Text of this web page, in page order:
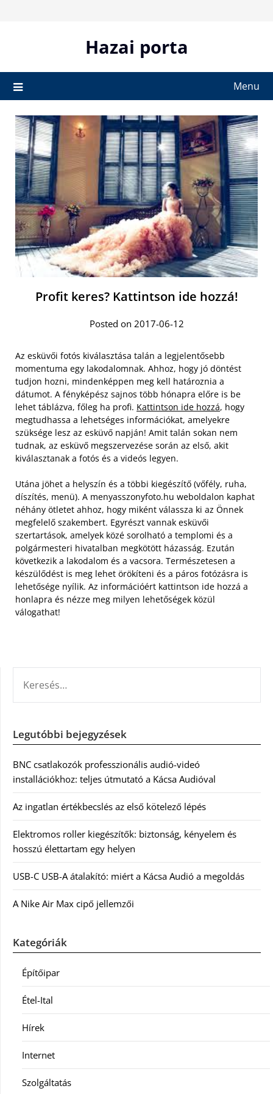
Hazai porta
Menu
Profit keres? Kattintson ide hozzá!
Posted on 2017-06-12
Az esküvői fotós kiválasztása talán a legjelentősebb
momentuma egy lakodalomnak. Ahhoz, hogy jó döntést
tudjon hozni, mindenképpen meg kell határoznia a
dátumot. A fényképész sajnos több hónapra előre is be
lehet táblázva, főleg ha profi. Kattintson ide hozzá, hogy
megtudhassa a lehetséges információkat, amelyekre
szüksége lesz az esküvő napján! Amit talán sokan nem
tudnak, az esküvő megszervezése során az első, akit
kiválasztanak a fotós és a videós legyen.
Utána jöhet a helyszín és a többi kiegészítő (vőfély, ruha,
díszítés, menü). A menyasszonyfoto.hu weboldalon kaphat
néhány ötletet ahhoz, hogy miként válassza ki az Önnek
megfelelő szakembert. Egyrészt vannak esküvői
szertartások, amelyek közé sorolható a templomi és a
polgármesteri hivatalban megkötött házasság. Ezután
következik a lakodalom és a vacsora. Természetesen a
készülődést is meg lehet örökíteni és a páros fotózásra is
lehetősége nyílik. Az információért kattintson ide hozzá a
honlapra és nézze meg milyen lehetőségek közül
válogathat!
Legutóbbi bejegyzések
BNC csatlakozók professzionális audió-videó
installációkhoz: teljes útmutató a Kácsa Audióval
Az ingatlan értékbecslés az első kötelező lépés
Elektromos roller kiegészítők: biztonság, kényelem és
hosszú élettartam egy helyen
USB-C USB-A átalakító: miért a Kácsa Audió a megoldás
A Nike Air Max cipő jellemzői
Kategóriák
Építőipar
Étel-Ital
Hírek
Internet
Szolgáltatás